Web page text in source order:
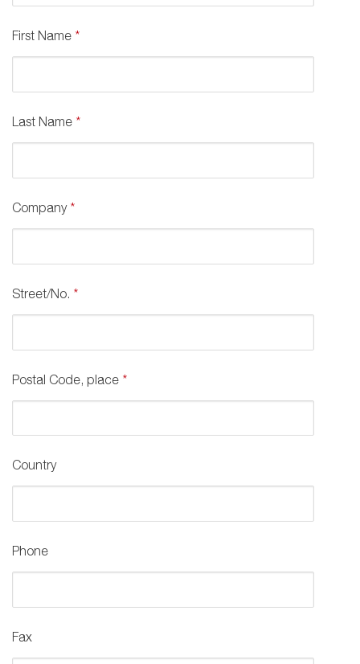
First Name *
Last Name *
Company *
Street/No. *
Postal Code, place *
Country
Phone
Fax